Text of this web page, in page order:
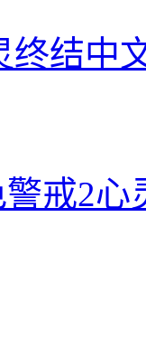
终结中
戒2心